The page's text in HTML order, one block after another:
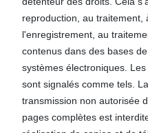
reproduction, au traitement,
l'enregistrement, au
contenus dans des bases
systèmes électroniques.
sont signalés comme tels.
transmission non autorisée
pages complètes est